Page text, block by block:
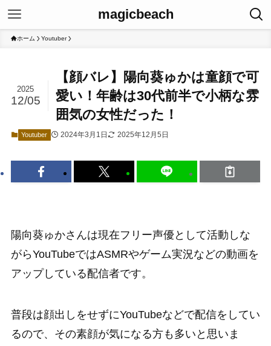
magicbeach
ホーム Youtuber
【顔バレ】陽向葵ゅかは童顔で可
愛い！年齢は30代前半で小柄な雰
囲気の女性だった！
2025
12/05
Youtuber 2024年3月1日 2025年12月5日
陽向葵ゅかさんは現在フリー声優として活動しな
がらYouTubeではASMRやゲーム実況などの動画を
アップしている配信者です。
普段は顔出しをせずにYouTubeなどで配信をしてい
るので、その素顔が気になる方も多いと思いま